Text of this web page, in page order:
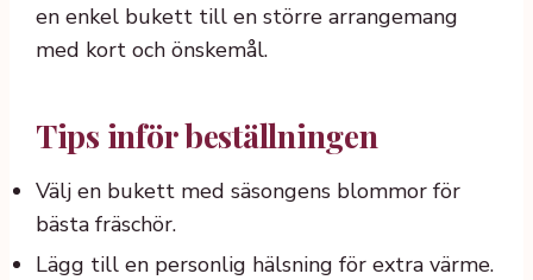
en enkel bukett till en större arrangemang
med kort och önskemål.
Tips inför beställningen
Välj en bukett med säsongens blommor för
bästa fräschör.
Lägg till en personlig hälsning för extra värme.